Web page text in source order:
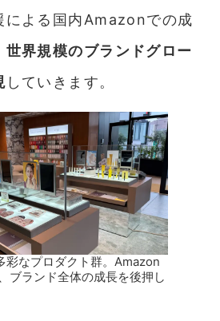
による国内Amazonでの成
世界規模のブランドグロー
していきます。
彩なプロダクト群。Amazon
ブランド全体の成長を後押し